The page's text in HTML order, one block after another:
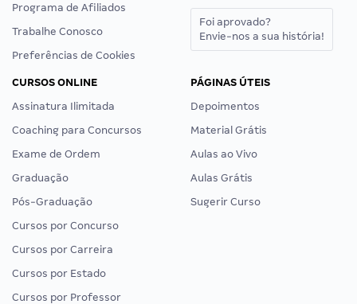
Programa de Afiliados
Trabalhe Conosco
Preferências de Cookies
Foi aprovado?
Envie-nos a sua história!
CURSOS ONLINE
Assinatura Ilimitada
Coaching para Concursos
Exame de Ordem
Graduação
Pós-Graduação
Cursos por Concurso
Cursos por Carreira
Cursos por Estado
Cursos por Professor
PÁGINAS ÚTEIS
Depoimentos
Material Grátis
Aulas ao Vivo
Aulas Grátis
Sugerir Curso